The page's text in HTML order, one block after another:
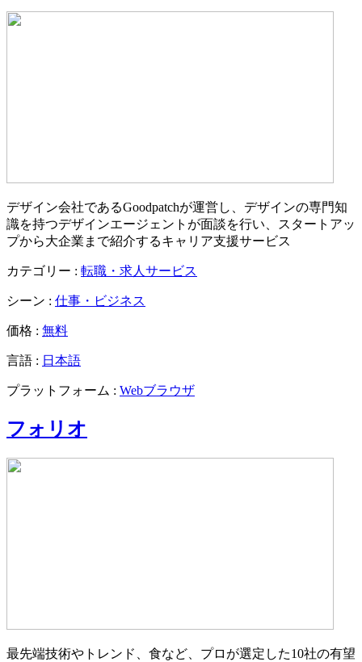
デザイン会社であるGoodpatchが運営し、デザインの専門知
識を持つデザインエージェントが面談を行い、スタートアッ
プから大企業まで紹介するキャリア支援サービス
カテゴリー : 転職・求人サービス
シーン : 仕事・ビジネス
価格 : 無料
言語 : 日本語
プラットフォーム : Webブラウザ
フォリオ
最先端技術やトレンド、食など、プロが選定した10社の有望